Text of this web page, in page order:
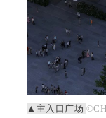
▲主入口广场